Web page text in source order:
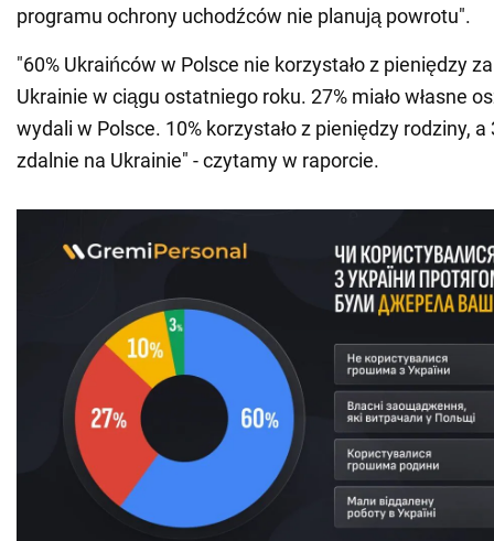
programu ochrony uchodźców nie planują powrotu".
"60% Ukraińców w Polsce nie korzystało z pieniędzy
Ukrainie w ciągu ostatniego roku. 27% miało własne
wydali w Polsce. 10% korzystało z pieniędzy rodziny, a
zdalnie na Ukrainie" - czytamy w raporcie.